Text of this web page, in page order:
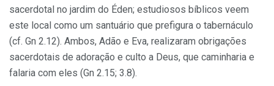
sacerdotal no jardim do Éden; estudiosos bíblicos veem
este local como um santuário que prefigura o tabernáculo
(cf. Gn 2.12). Ambos, Adão e Eva, realizaram obrigações
sacerdotais de adoração e culto a Deus, que caminharia e
falaria com eles (Gn 2.15; 3.8).